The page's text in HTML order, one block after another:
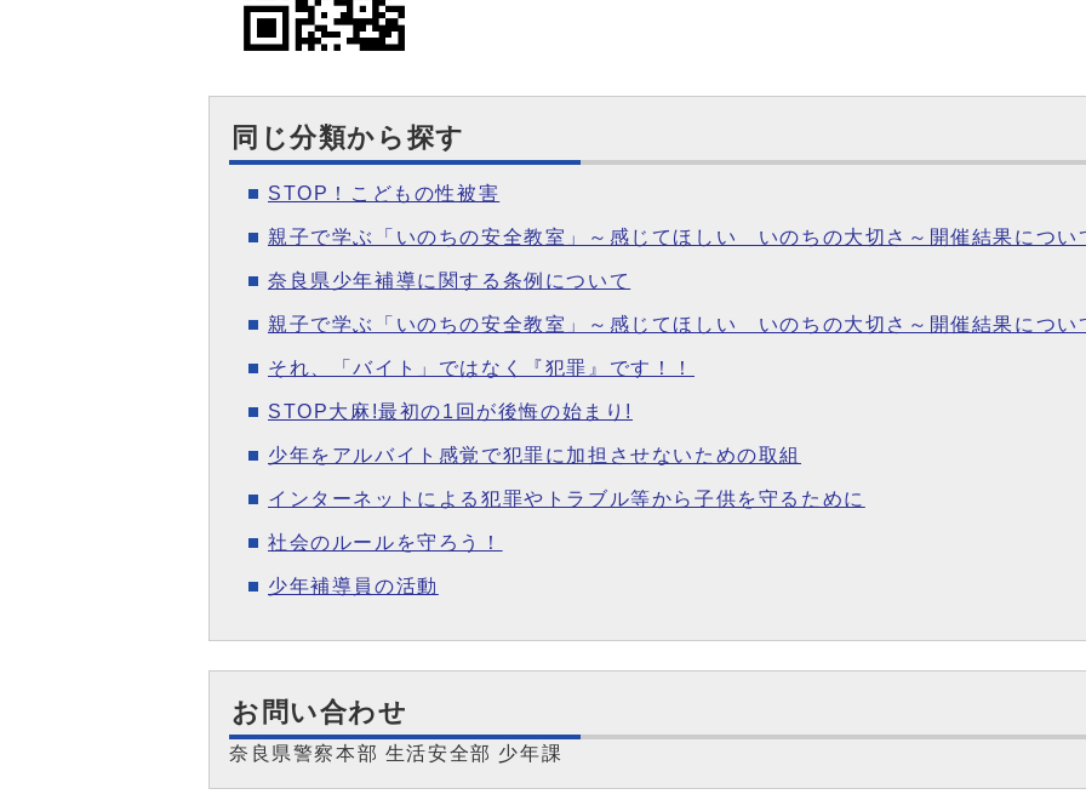
同じ分類から探す
STOP！こどもの性被害
親子で学ぶ「いのちの安全教室」～感じてほしい いのちの大切さ～開催結果につい
奈良県少年補導に関する条例について
親子で学ぶ「いのちの安全教室」～感じてほしい いのちの大切さ～開催結果につ
それ、「バイト」ではなく『犯罪』です！！
STOP大麻!最初の1回が後悔の始まり!
少年をアルバイト感覚で犯罪に加担させないための取組
インターネットによる犯罪やトラブル等から子供を守るために
社会のルールを守ろう！
少年補導員の活動
お問い合わせ
奈良県警察本部 生活安全部 少年課